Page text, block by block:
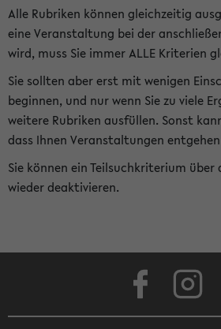
Alle Rubriken können gleichzeitig
eine Veranstaltung bei der
wird, muss Sie immer ALLE Kriterien
Sie sollten aber erst mit wenigen
beginnen, und nur wenn Sie zu viele
weitere Rubriken ausfüllen. Sonst
dass Ihnen Veranstaltungen
Sie können ein Teilsuchkriterium über
wieder deaktivieren.